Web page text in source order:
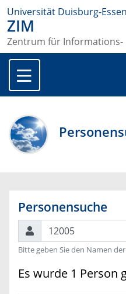
Universität Duisburg-Essen
ZIM
Zentrum für Informations-
Personensuche
Suchen
Bitte geben Sie den Namen
Es wurde 1 Person